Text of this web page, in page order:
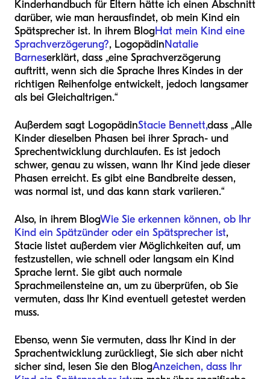
Kinderhandbuch für Eltern hätte ich einen Abschnitt
darüber, wie man herausfindet, ob mein Kind ein
Spätsprecher ist. In ihrem BlogHat mein Kind eine
Sprachverzögerung?, LogopädinNatalie
Barneserklärt, dass „eine Sprachverzögerung
auftritt, wenn sich die Sprache Ihres Kindes in der
richtigen Reihenfolge entwickelt, jedoch langsamer
als bei Gleichaltrigen.“
Außerdem sagt LogopädinStacie Bennett,dass „Alle
Kinder dieselben Phasen bei ihrer Sprach- und
Sprechentwicklung durchlaufen. Es ist jedoch
schwer, genau zu wissen, wann Ihr Kind jede dieser
Phasen erreicht. Es gibt eine Bandbreite dessen,
was normal ist, und das kann stark variieren.“
Also, in ihrem BlogWie Sie erkennen können, ob Ihr
Kind ein Spätzünder oder ein Spätsprecher ist,
Stacie listet außerdem vier Möglichkeiten auf, um
festzustellen, wie schnell oder langsam ein Kind
Sprache lernt. Sie gibt auch normale
Sprachmeilensteine an, um zu überprüfen, ob Sie
vermuten, dass Ihr Kind eventuell getestet werden
muss.
Ebenso, wenn Sie vermuten, dass Ihr Kind in der
Sprachentwicklung zurückliegt, Sie sich aber nicht
sicher sind, lesen Sie den BlogAnzeichen, dass Ihr